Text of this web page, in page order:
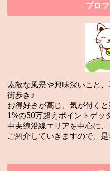
プロ
素敵な風景や興味深いこと
街歩き♪
お得好きが高じ、気が付く
1%の50万超えポイントゲ
中央線沿線エリアを中心に
ご紹介していきますので、